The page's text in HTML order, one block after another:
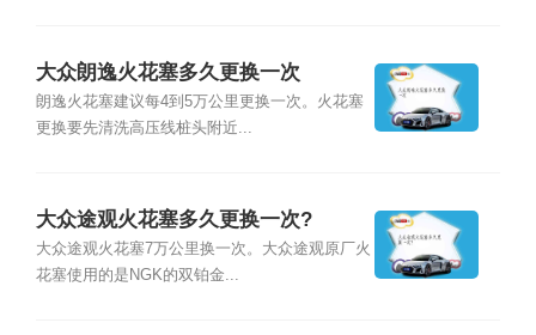
大众朗逸火花塞多久更换一次
朗逸火花塞建议每4到5万公里更换一次。火花塞
更换要先清洗高压线桩头附近...
大众途观火花塞多久更换一次?
大众途观火花塞7万公里换一次。大众途观原厂火
花塞使用的是NGK的双铂金...